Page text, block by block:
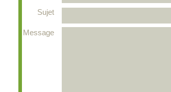
Sujet
Message